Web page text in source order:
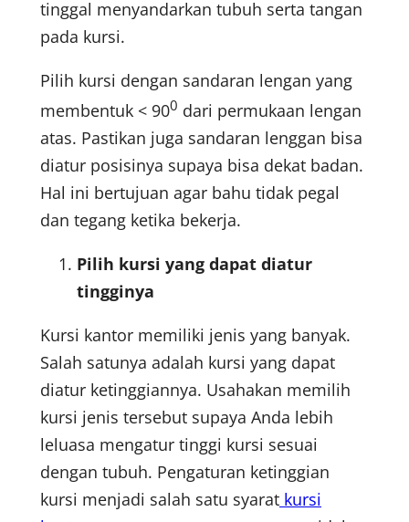
tinggal menyandarkan tubuh serta tangan
pada kursi.
Pilih kursi dengan sandaran lengan yang
membentuk < 900 dari permukaan lengan
atas. Pastikan juga sandaran lenggan bisa
diatur posisinya supaya bisa dekat badan.
Hal ini bertujuan agar bahu tidak pegal
dan tegang ketika bekerja.
Pilih kursi yang dapat diatur
tingginya
Kursi kantor memiliki jenis yang banyak.
Salah satunya adalah kursi yang dapat
diatur ketinggiannya. Usahakan memilih
kursi jenis tersebut supaya Anda lebih
leluasa mengatur tinggi kursi sesuai
dengan tubuh. Pengaturan ketinggian
kursi menjadi salah satu syarat kursi